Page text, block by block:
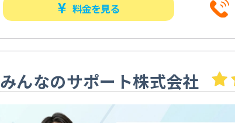
料金を見る
みんなのサポート株式会社